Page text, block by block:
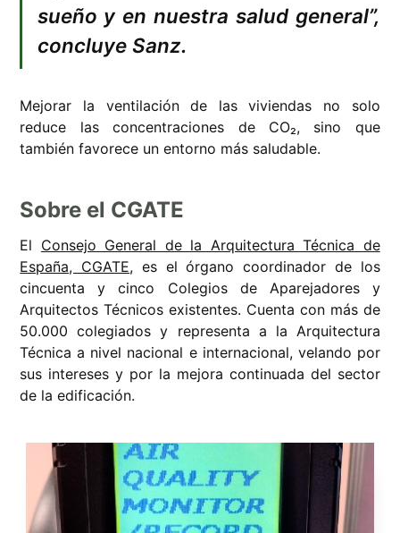
sueño y en nuestra salud general”,
concluye Sanz.
Mejorar la ventilación de las viviendas no solo
reduce las concentraciones de CO₂, sino que
también favorece un entorno más saludable.
Sobre el CGATE
El Consejo General de la Arquitectura Técnica de
España, CGATE, es el órgano coordinador de los
cincuenta y cinco Colegios de Aparejadores y
Arquitectos Técnicos existentes. Cuenta con más de
50.000 colegiados y representa a la Arquitectura
Técnica a nivel nacional e internacional, velando por
sus intereses y por la mejora continuada del sector
de la edificación.